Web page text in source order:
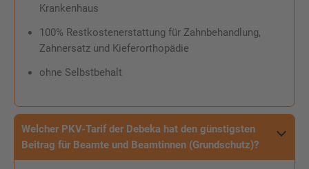
Krankenhaus
100% Restkostenerstattung für Zahnbehandlung,
Zahnersatz und Kieferorthopädie
ohne Selbstbehalt
Welcher PKV-Tarif der Debeka hat den günstigsten
Beitrag für Beamte und Beamtinnen (Grundschutz)?